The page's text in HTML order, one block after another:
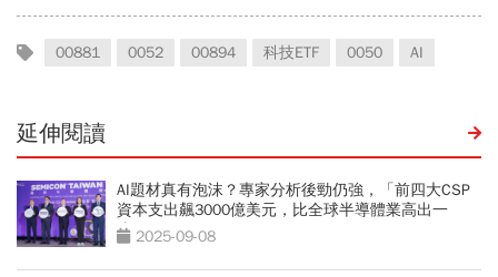
00881 0052 00894 科技ETF 0050 AI
延伸閱讀
AI題材真有泡沫？專家分析後勁仍強，「前四大CSP
資本支出飆3000億美元，比全球半導體業高出一
倍！」
2025-09-08